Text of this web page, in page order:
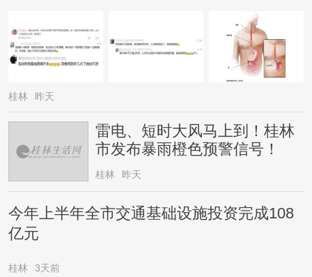
桂林 昨天
雷电、短时大风马上到！桂林
市发布暴雨橙色预警信号！
桂林 昨天
今年上半年全市交通基础设施投资完成108
亿元
桂林 3天前